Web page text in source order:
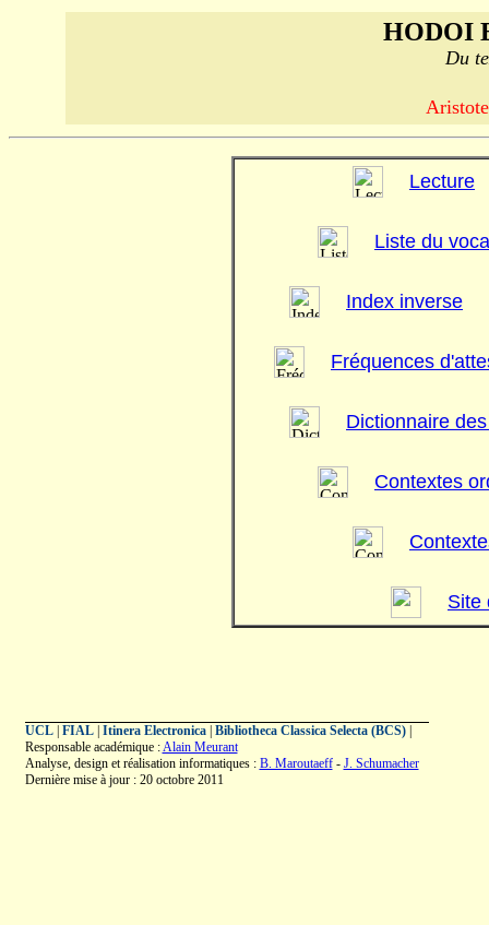
HODOI
Du
Lecture
Liste du
Index inverse
Fréquences
Dictionnaire
Contextes
Site
UCL| FIAL| Itinera Electronica| Bibliotheca Classica Selecta (BCS)|
Responsable académique :Alain Meurant
Analyse, design et réalisation informatiques : B. Maroutaeff- J. Schumacher
Dernière mise à jour : 20 octobre 2011